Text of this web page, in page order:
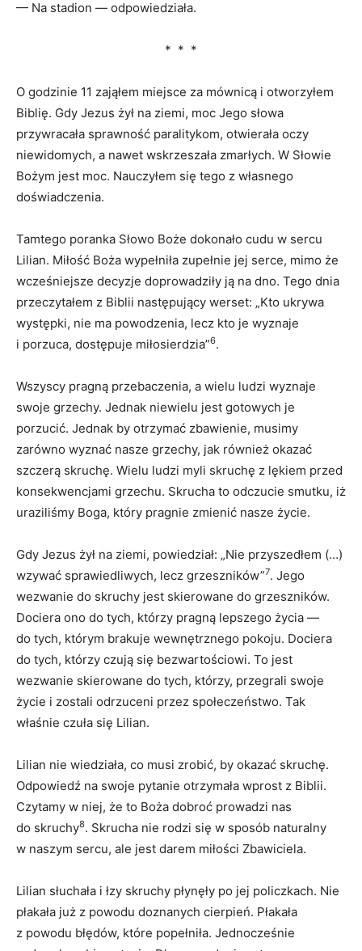
— Na stadion — odpowiedziała.
* * *
O godzinie 11 zająłem miejsce za mównicą i otworzyłem
Biblię. Gdy Jezus żył na ziemi, moc Jego słowa
przywracała sprawność paralitykom, otwierała oczy
niewidomych, a nawet wskrzeszała zmarłych. W Słowie
Bożym jest moc. Nauczyłem się tego z własnego
doświadczenia.
Tamtego poranka Słowo Boże dokonało cudu w sercu
Lilian. Miłość Boża wypełniła zupełnie jej serce, mimo że
wcześniejsze decyzje doprowadziły ją na dno. Tego dnia
przeczytałem z Biblii następujący werset: „Kto ukrywa
występki, nie ma powodzenia, lecz kto je wyznaje
i porzuca, dostępuje miłosierdzia”6.
Wszyscy pragną przebaczenia, a wielu ludzi wyznaje
swoje grzechy. Jednak niewielu jest gotowych je
porzucić. Jednak by otrzymać zbawienie, musimy
zarówno wyznać nasze grzechy, jak również okazać
szczerą skruchę. Wielu ludzi myli skruchę z lękiem przed
konsekwencjami grzechu. Skrucha to odczucie smutku, iż
uraziliśmy Boga, który pragnie zmienić nasze życie.
Gdy Jezus żył na ziemi, powiedział: „Nie przyszedłem (…)
wzywać sprawiedliwych, lecz grzeszników”7. Jego
wezwanie do skruchy jest skierowane do grzeszników.
Dociera ono do tych, którzy pragną lepszego życia —
do tych, którym brakuje wewnętrznego pokoju. Dociera
do tych, którzy czują się bezwartościowi. To jest
wezwanie skierowane do tych, którzy, przegrali swoje
życie i zostali odrzuceni przez społeczeństwo. Tak
właśnie czuła się Lilian.
Lilian nie wiedziała, co musi zrobić, by okazać skruchę.
Odpowiedź na swoje pytanie otrzymała wprost z Biblii.
Czytamy w niej, że to Boża dobroć prowadzi nas
do skruchy8. Skrucha nie rodzi się w sposób naturalny
w naszym sercu, ale jest darem miłości Zbawiciela.
Lilian słuchała i łzy skruchy płynęły po jej policzkach. Nie
płakała już z powodu doznanych cierpień. Płakała
z powodu błędów, które popełniła. Jednocześnie